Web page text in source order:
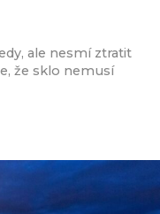
ale nesmí ztratit
že sklo nemusí